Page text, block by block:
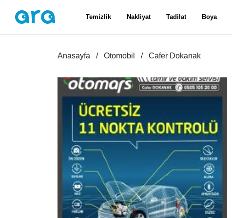
Temizlik Nakliyat Tadilat Boya
Anasayfa Otomobil Cafer Dokanak